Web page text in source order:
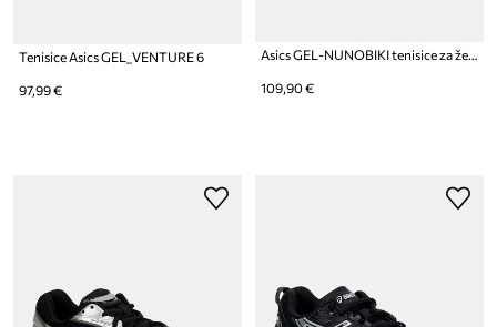
Tenisice Asics GEL_VENTURE 6
97,99 €
Asics GEL-NUNOBIKI tenisice za žene
109,90 €